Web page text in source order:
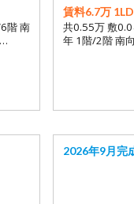
階 南
賃料6.7万
共0.55万 敷
年 1階/2階 南
2026年9月完